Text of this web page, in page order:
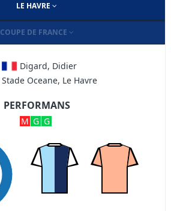
LE HAVRE
COUPE DE FRANCE
Digard, Didier
Stade Oceane, Le Havre
PERFORMANS
M G G